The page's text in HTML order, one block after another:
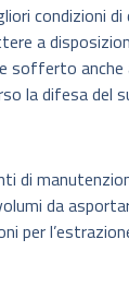
a
sofferto
la difesa del
di
da
per